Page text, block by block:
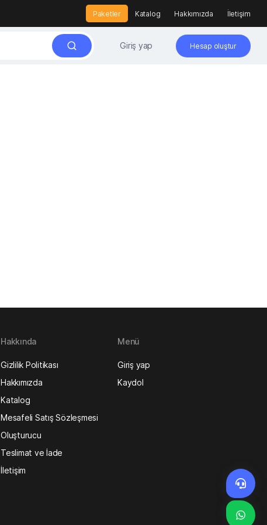
Paketler Katalog Hakkımızda İletişim
Giriş yap Hesap oluştur
Hakkında
Gizlilik Politikası
Hakkımızda
Katalog
Mesafeli Satış Sözleşmesi
Oluşturucu
Teslimat ve İade
İletişim
Menü
Giriş yap
Kaydol